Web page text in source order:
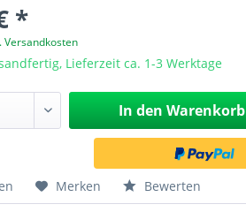
*
Versandkosten
Lieferzeit ca. 1-3 Werktage
In den Warenkorb
Merken Bewerten